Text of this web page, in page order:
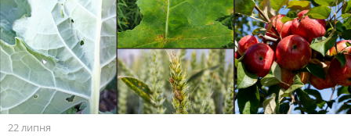
22 липня